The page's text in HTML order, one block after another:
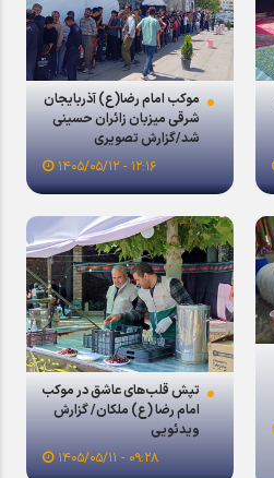
موکب امام رضا(ع) آذربایجان
شرقی میزبان زائران حسینی
شد/گزارش تصویری
۱۲:۱۶ - ۱۴۰۵/۰۵/۱۲
تپش قلب‌های عاشق در موکب
امام رضا (ع) ملکان/ گزارش
ویدئویی
۰۹:۲۸ - ۱۴۰۵/۰۵/۱۱